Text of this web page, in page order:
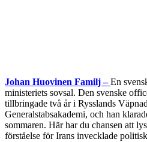
Johan Huovinen Familj –En
ministeriets sovsal. Den svenske
tillbringade två år i Rysslands
Generalstabsakademi, och han
sommaren. Här har du chansen att
förståelse för Irans invecklade